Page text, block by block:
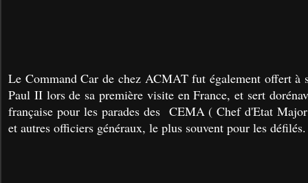
Le Command Car de chez ACMAT fut également offert à
Paul II lors de sa première visite en France, et sert
française pour les parades des CEMA ( Chef d'Etat
et autres officiers généraux, le plus souvent pour les défilés.